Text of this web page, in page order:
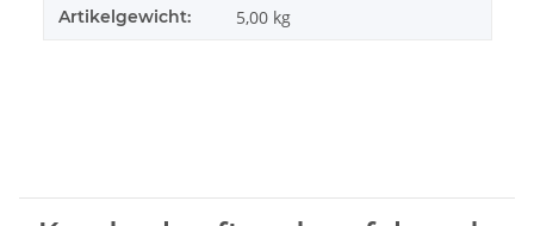
Artikelgewicht: 5,00 kg